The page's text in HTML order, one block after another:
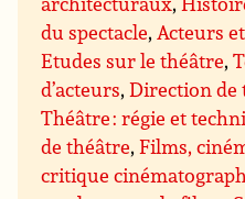
du spectacle,Acteurs
Etudes sur le théâtre,
d’acteurs,Direction de
Théâtre : régie et
de théâtre,Films,
critique